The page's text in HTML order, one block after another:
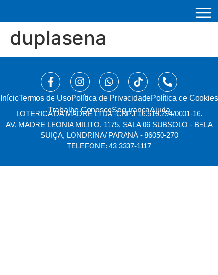
duplasena
Início⁠Termos de UsoPolítica de PrivacidadePolítica de Cookies
Trabalhe ConoscoSegurançaAjuda
LOTÉRICA DA MADRE LTDA -CNPJ 10.519.294/0001-16.
AV. MADRE LEONIA MILITO, 1175, SALA 06 SUBSOLO - BELA
SUIÇA, LONDRINA/ PARANÁ - 86050-270
TELEFONE: 43 3337-1117